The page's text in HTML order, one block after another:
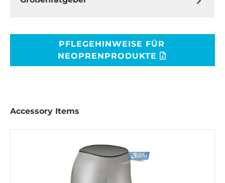
PFLEGEHINWEISE FÜR
NEOPRENPRODUKTE
Accessory Items